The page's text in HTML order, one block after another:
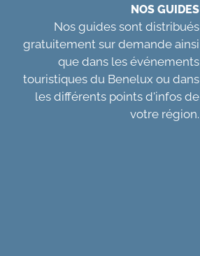
NOS GUIDES
Nos guides sont distribués
gratuitement sur demande ainsi
que dans les événements
touristiques du Benelux ou dans
les différents points d'infos de
votre région.